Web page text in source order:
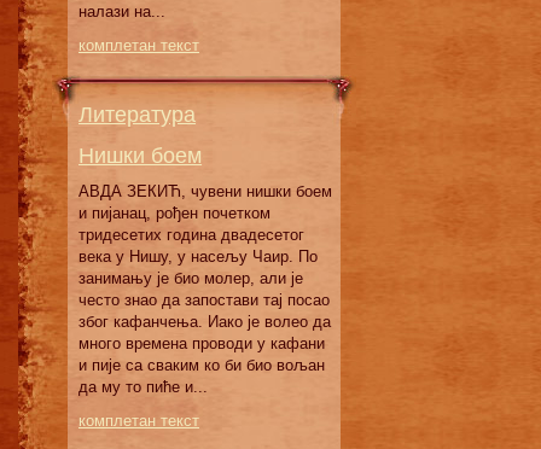
налази на...
комплетан текст
Литература
Нишки боем
АВДА ЗЕКИЋ, чувени нишки боем
и пијанац, рођен почетком
тридесетих година двадесетог
века у Нишу, у насељу Чаир. По
занимању је био молер, али је
често знао да запостави тај посао
због кафанчења. Иако је волео да
много времена проводи у кафани
и пије са сваким ко би био вољан
да му то пиће и...
комплетан текст